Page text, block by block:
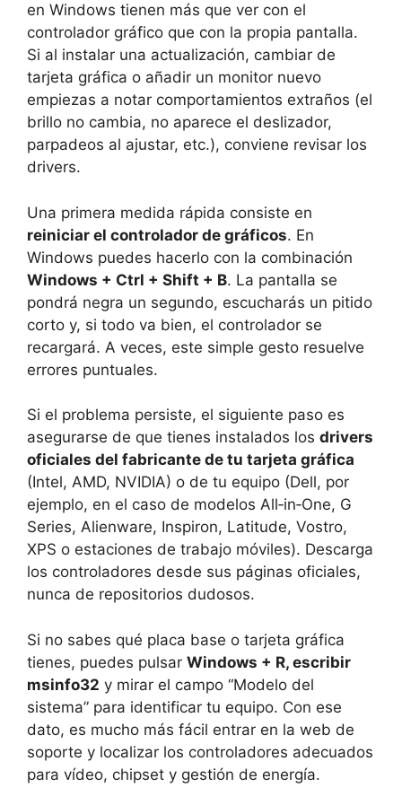
en Windows tienen más que ver con el
controlador gráfico que con la propia pantalla.
Si al instalar una actualización, cambiar de
tarjeta gráfica o añadir un monitor nuevo
empiezas a notar comportamientos extraños (el
brillo no cambia, no aparece el deslizador,
parpadeos al ajustar, etc.), conviene revisar los
drivers.
Una primera medida rápida consiste en
reiniciar el controlador de gráficos. En
Windows puedes hacerlo con la combinación
Windows + Ctrl + Shift + B. La pantalla se
pondrá negra un segundo, escucharás un pitido
corto y, si todo va bien, el controlador se
recargará. A veces, este simple gesto resuelve
errores puntuales.
Si el problema persiste, el siguiente paso es
asegurarse de que tienes instalados los drivers
oficiales del fabricante de tu tarjeta gráfica
(Intel, AMD, NVIDIA) o de tu equipo (Dell, por
ejemplo, en el caso de modelos All‑in‑One, G
Series, Alienware, Inspiron, Latitude, Vostro,
XPS o estaciones de trabajo móviles). Descarga
los controladores desde sus páginas oficiales,
nunca de repositorios dudosos.
Si no sabes qué placa base o tarjeta gráfica
tienes, puedes pulsar Windows + R, escribir
msinfo32 y mirar el campo “Modelo del
sistema” para identificar tu equipo. Con ese
dato, es mucho más fácil entrar en la web de
soporte y localizar los controladores adecuados
para vídeo, chipset y gestión de energía.